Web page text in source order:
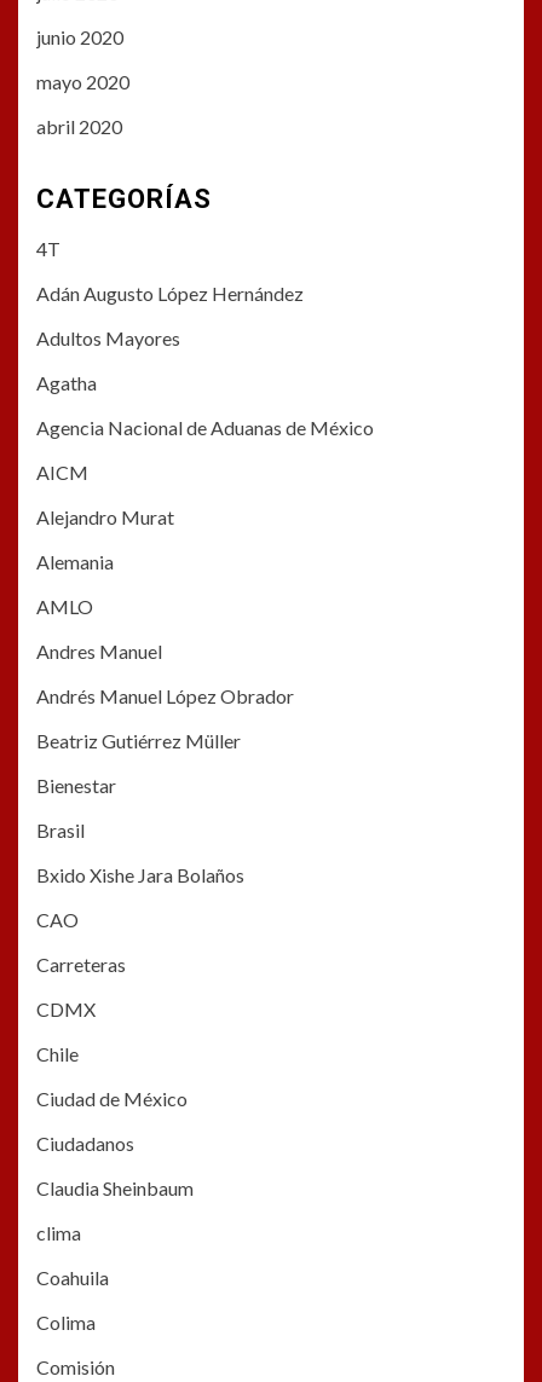
junio 2020
mayo 2020
abril 2020
CATEGORÍAS
4T
Adán Augusto López Hernández
Adultos Mayores
Agatha
Agencia Nacional de Aduanas de México
AICM
Alejandro Murat
Alemania
AMLO
Andres Manuel
Andrés Manuel López Obrador
Beatriz Gutiérrez Müller
Bienestar
Brasil
Bxido Xishe Jara Bolaños
CAO
Carreteras
CDMX
Chile
Ciudad de México
Ciudadanos
Claudia Sheinbaum
clima
Coahuila
Colima
Comisión